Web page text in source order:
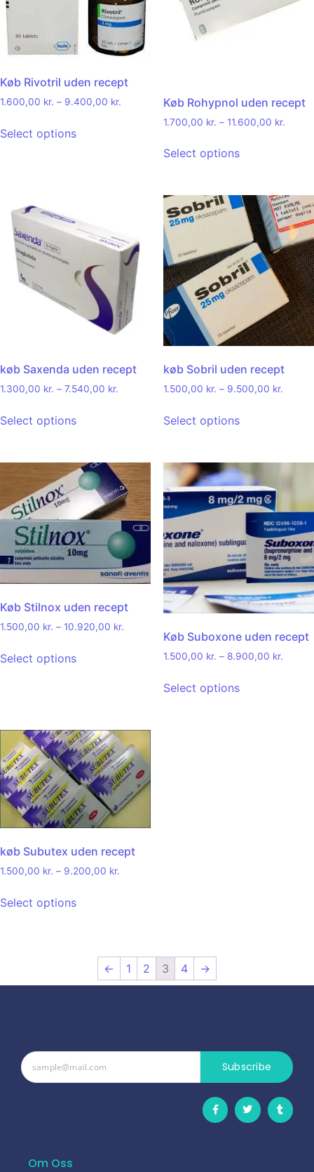
Køb Rivotril uden recept
1.600,00 kr. – 9.400,00 kr.
Select options
Køb Rohypnol uden recept
1.700,00 kr. – 11.600,00 kr.
Select options
køb Saxenda uden recept
1.300,00 kr. – 7.540,00 kr.
Select options
køb Sobril uden recept
1.500,00 kr. – 9.500,00 kr.
Select options
Køb Stilnox uden recept
1.500,00 kr. – 10.920,00 kr.
Select options
Køb Suboxone uden recept
1.500,00 kr. – 8.900,00 kr.
Select options
køb Subutex uden recept
1.500,00 kr. – 9.200,00 kr.
Select options
← 1 2 3 4 →
Subscribe
Om Oss